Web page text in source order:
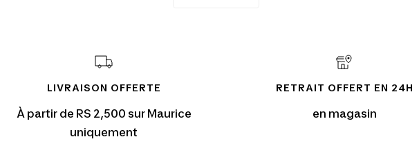
LIVRAISON OFFERTE
À partir de RS 2,500 sur Maurice
uniquement
RETRAIT OFFERT EN 24H
en magasin